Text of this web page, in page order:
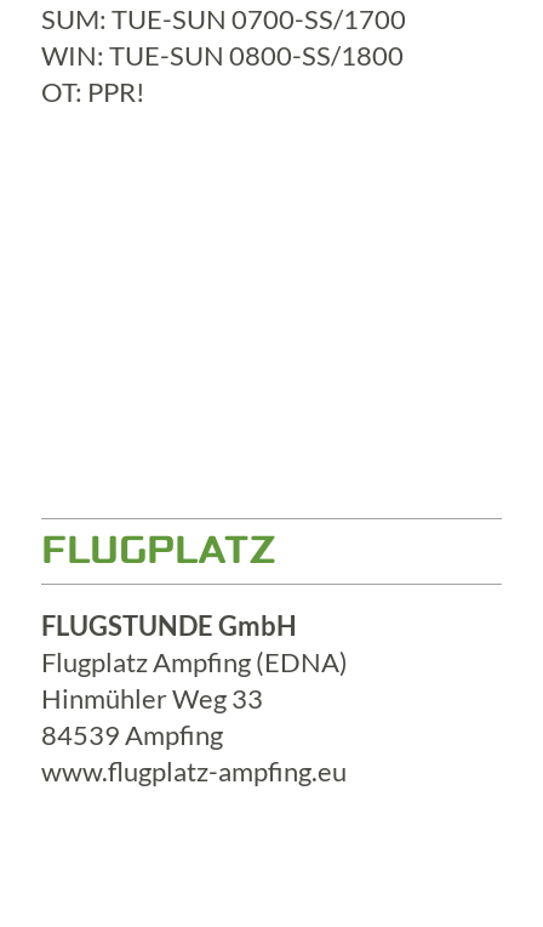
SUM: TUE-SUN 0700-SS/1700
WIN: TUE-SUN 0800-SS/1800
OT: PPR!
FLUGPLATZ
FLUGSTUNDE GmbH
Flugplatz Ampfing (EDNA)
Hinmühler Weg 33
84539 Ampfing
www.flugplatz-ampfing.eu